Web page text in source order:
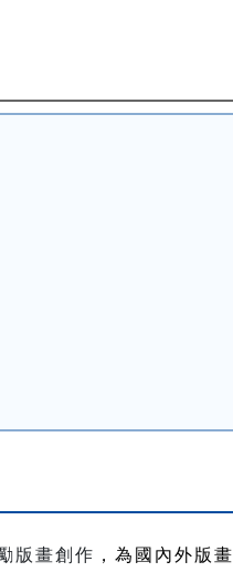
版畫創作 ，為國內外版畫